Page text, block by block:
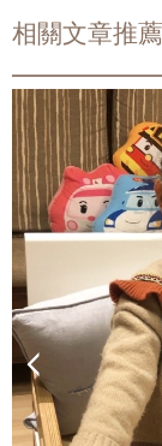
相關文章推薦